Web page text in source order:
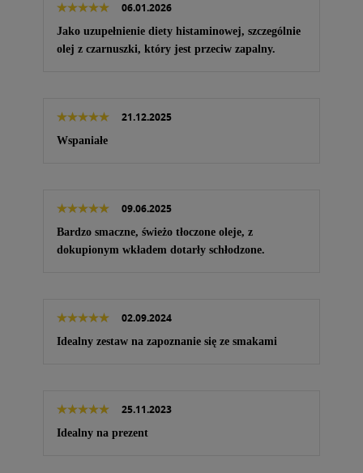
06.01.2026
Jako uzupełnienie diety histaminowej, szczególnie
olej z czarnuszki, który jest przeciw zapalny.
21.12.2025
Wspaniałe
09.06.2025
Bardzo smaczne, świeżo tłoczone oleje, z
dokupionym wkładem dotarły schłodzone.
02.09.2024
Idealny zestaw na zapoznanie się ze smakami
25.11.2023
Idealny na prezent